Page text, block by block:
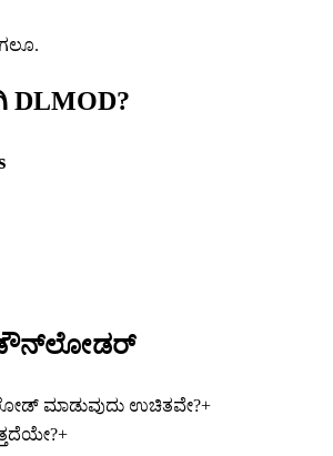
DLMOD?
ಡೌನ್‌ಲೋಡರ್
ಮಾಡುವುದು ಉಚಿತವೇ?+
+